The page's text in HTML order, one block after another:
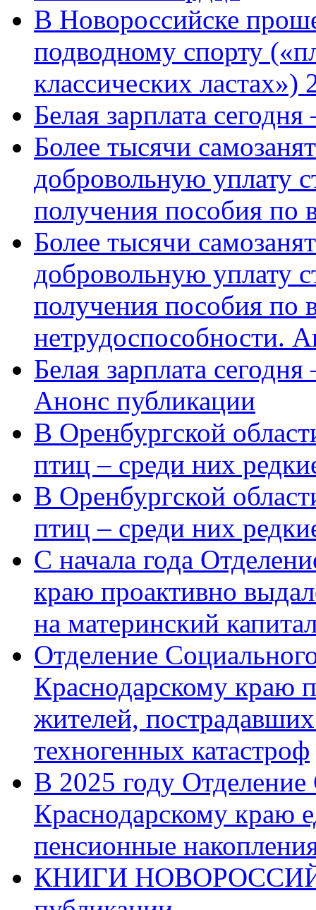
В Новороссийске
подводному спорту
классических ластах»)
Белая зарплата
Более тысячи
добровольную уплату
получения пособия по
Более тысячи
добровольную уплату
получения пособия по
нетрудоспособности.
Белая зарплата
Анонс публикации
В Оренбургской
птиц – среди них
В Оренбургской
птиц – среди них
С начала года
краю проактивно
на материнский
Отделение
Краснодарскому краю
жителей,
техногенных катастроф
В 2025 году
Краснодарскому краю
пенсионные
КНИГИ